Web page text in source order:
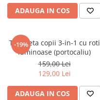
ADAUGA IN COS
-19%
Trotineta copii 3-in-1 cu roti
luminoase (portocaliu)
159,00 Lei
129,00 Lei
ADAUGA IN COS